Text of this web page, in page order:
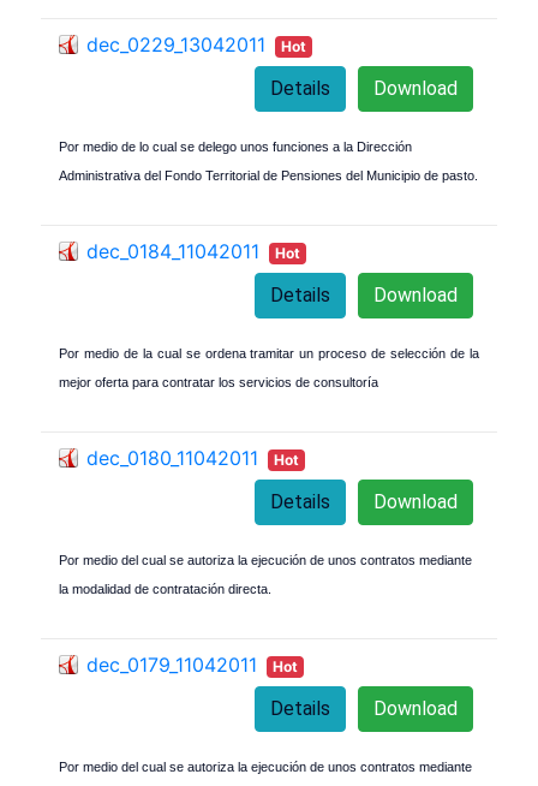
dec_0229_13042011 Hot
Download
Details
Por medio de lo cual se delego unos funciones a la Dirección
Administrativa del Fondo Territorial de Pensiones del Municipio de pasto.
dec_0184_11042011 Hot
Download
Details
Por medio de la cual se ordena tramitar un proceso de selección de la
mejor oferta para contratar los servicios de consultoría
dec_0180_11042011 Hot
Download
Details
Por medio del cual se autoriza la ejecución de unos contratos mediante
la modalidad de contratación directa.
dec_0179_11042011 Hot
Download
Details
Por medio del cual se autoriza la ejecución de unos contratos mediante